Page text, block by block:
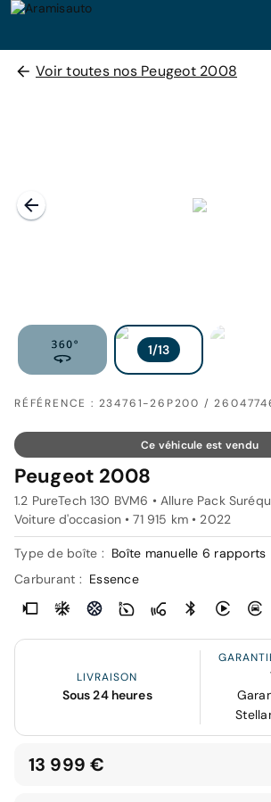
Voir toutes nos Peugeot 2008
RÉFÉRENCE : 234761-26P200 /
Ce véhicule est vendu
Peugeot 2008
1.2 PureTech 130 BVM6 • Allure Pack
Voiture d'occasion • 71 915 km • 2022
Type de boîte : Boîte manuelle 6 rapports
Carburant : Essence
LIVRAISON
Sous 24 heures
13 999 €